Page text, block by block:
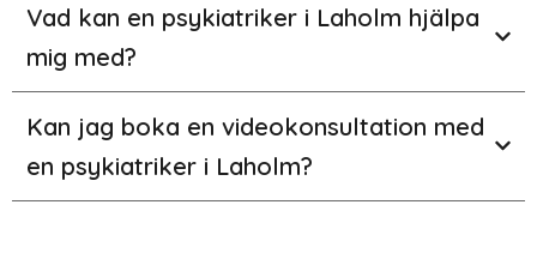
Vad kan en psykiatriker i Laholm hjälpa
mig med?
Kan jag boka en videokonsultation med
en psykiatriker i Laholm?